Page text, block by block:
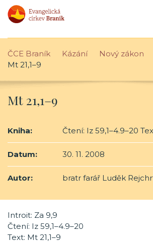
ČCE Braník Kázání Nový zákon
Mt 21,1–9
Mt 21,1–9
Kniha: Čtení: Iz 59,1–4.9–20
Datum: 30. 11. 2008
Autor: bratr farář Luděk
Introit: Za 9,9
Čtení: Iz 59,1–4.9–20
Text: Mt 21,1–9